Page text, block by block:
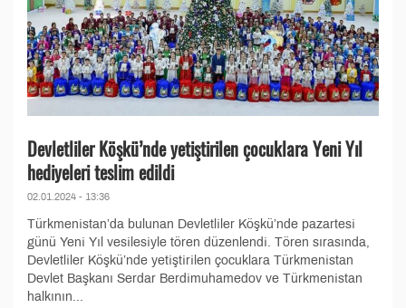
Devletliler Köşkü’nde yetiştirilen çocuklara Yeni Yıl
hediyeleri teslim edildi
02.01.2024 - 13:36
Türkmenistan’da bulunan Devletliler Köşkü’nde pazartesi
günü Yeni Yıl vesilesiyle tören düzenlendi. Tören sırasında,
Devletliler Köşkü’nde yetiştirilen çocuklara Türkmenistan
Devlet Başkanı Serdar Berdimuhamedov ve Türkmenistan
halkının...